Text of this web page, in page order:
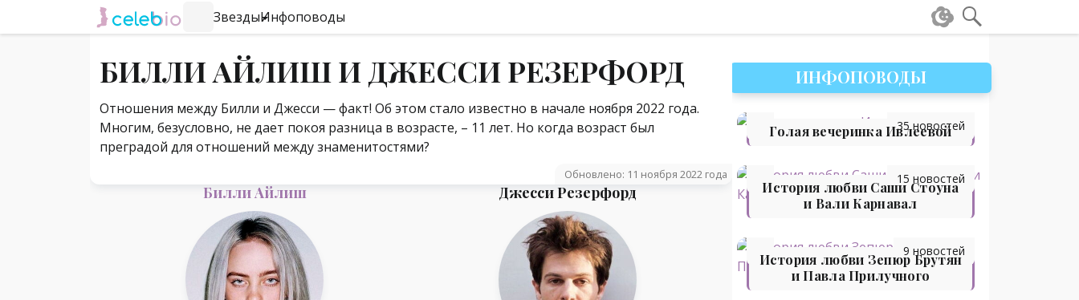
#Навигация по странице
ЗвездыИнфоповоды
БИЛЛИ АЙЛИШ И ДЖЕССИ РЕЗЕРФОРД
Отношения между Билли и Джесси — факт! Об этом стало известно в начале ноября 2022 года.
Многим, безусловно, не дает покоя разница в возрасте, – 11 лет. Но когда возраст был
преградой для отношений между знаменитостями?
Обновлено: 11 ноября 2022 года
Билли Айлиш Джесси Резерфорд
ИНФОПОВОДЫ
Голая вечеринка Ивлеевой
35 новостей
История любви Саши Стоуна
и Вали Карнавал
15 новостей
История любви Зепюр Брутян
и Павла Прилучного
9 новостей